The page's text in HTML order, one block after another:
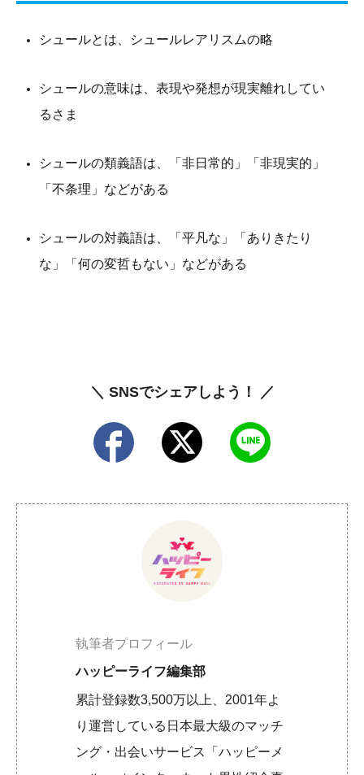
シュールとは、シュールレアリスムの略
シュールの意味は、表現や発想が現実離れしてい
るさま
シュールの類義語は、「非日常的」「非現実的」
「不条理」などがある
シュールの対義語は、「平凡な」「ありきたり
な」「何の変哲もない」などがある
＼ SNSでシェアしよう！ ／
執筆者プロフィール
ハッピーライフ編集部
累計登録数3,500万以上、2001年よ
り運営している日本最大級のマッチ
ング・出会いサービス「ハッピーメ